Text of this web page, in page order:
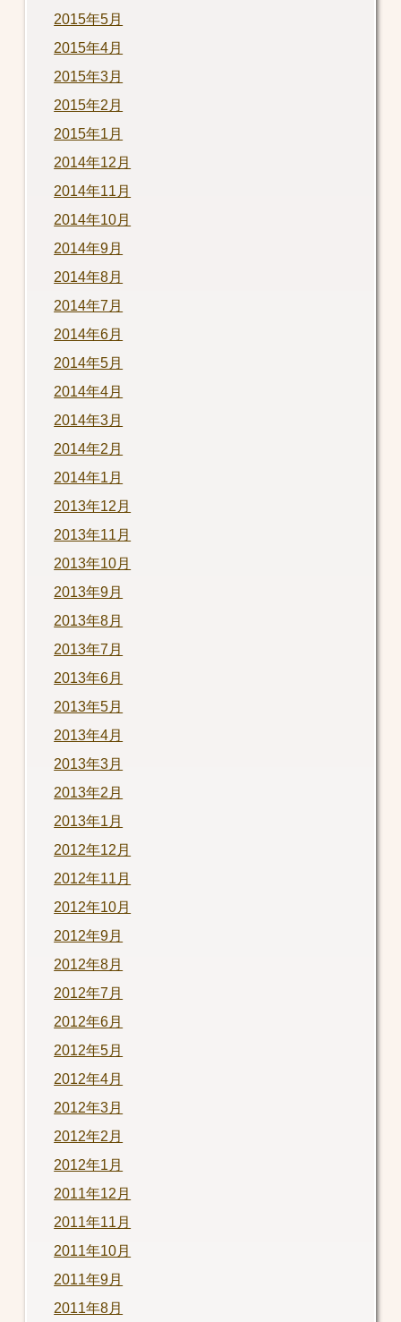
2015年5月
2015年4月
2015年3月
2015年2月
2015年1月
2014年12月
2014年11月
2014年10月
2014年9月
2014年8月
2014年7月
2014年6月
2014年5月
2014年4月
2014年3月
2014年2月
2014年1月
2013年12月
2013年11月
2013年10月
2013年9月
2013年8月
2013年7月
2013年6月
2013年5月
2013年4月
2013年3月
2013年2月
2013年1月
2012年12月
2012年11月
2012年10月
2012年9月
2012年8月
2012年7月
2012年6月
2012年5月
2012年4月
2012年3月
2012年2月
2012年1月
2011年12月
2011年11月
2011年10月
2011年9月
2011年8月